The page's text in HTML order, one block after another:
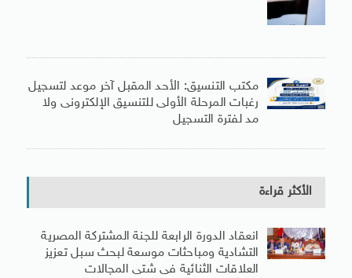
مكتب التنسيق: الأحد المقبل آخر موعد لتسجيل
رغبات المرحلة الأولى للتنسيق الإلكترونى ولا
مد لفترة التسجيل
الأكثر قراءة
انعقاد الدورة الرابعة للجنة المشتركة المصرية
التشادية ومباحثات موسعة لبحث سبل تعزيز
العلاقات الثنائية فى شتى المجالات